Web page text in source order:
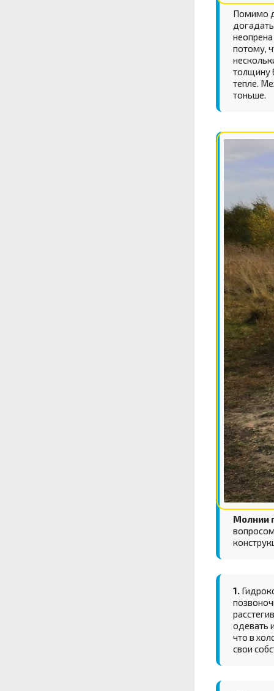
Помимо
потому,
толщину
тепле.
тоньше.
Молнии
1.
одевать
что в
свои